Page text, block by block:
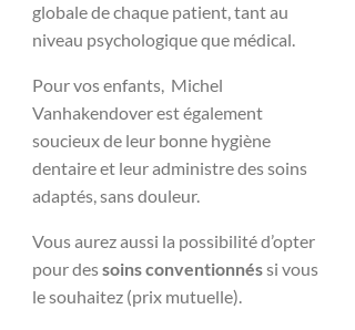
globale de chaque patient, tant au
niveau psychologique que médical.
Pour vos enfants, Michel
Vanhakendover est également
soucieux de leur bonne hygiène
dentaire et leur administre des soins
adaptés, sans douleur.
Vous aurez aussi la possibilité d’opter
pour dessoins conventionnéssi vous
le souhaitez (prix mutuelle).